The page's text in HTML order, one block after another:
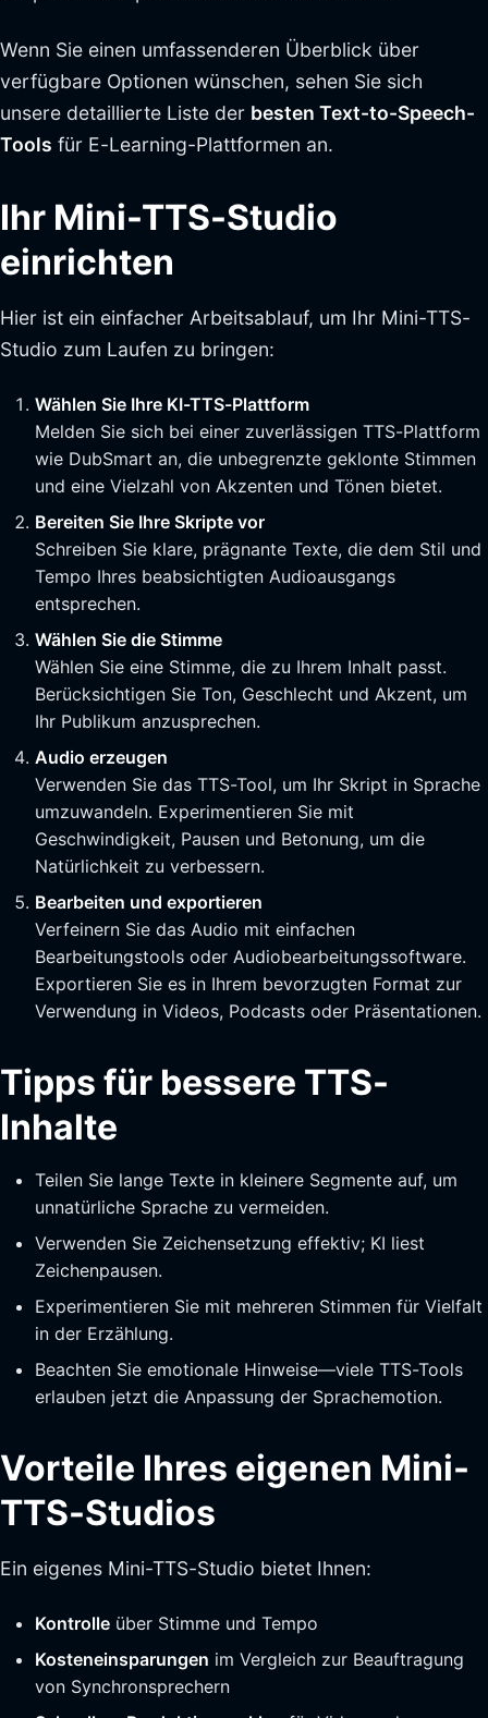
Wenn Sie einen umfassenderen Überblick über
verfügbare Optionen wünschen, sehen Sie sich
unsere detaillierte Liste der besten Text-to-Speech-
Tools für E-Learning-Plattformen an.
Ihr Mini-TTS-Studio
einrichten
Hier ist ein einfacher Arbeitsablauf, um Ihr Mini-TTS-
Studio zum Laufen zu bringen:
Wählen Sie Ihre KI-TTS-Plattform
Melden Sie sich bei einer zuverlässigen TTS-Plattform
wie DubSmart an, die unbegrenzte geklonte Stimmen
und eine Vielzahl von Akzenten und Tönen bietet.
Bereiten Sie Ihre Skripte vor
Schreiben Sie klare, prägnante Texte, die dem Stil und
Tempo Ihres beabsichtigten Audioausgangs
entsprechen.
Wählen Sie die Stimme
Wählen Sie eine Stimme, die zu Ihrem Inhalt passt.
Berücksichtigen Sie Ton, Geschlecht und Akzent, um
Ihr Publikum anzusprechen.
Audio erzeugen
Verwenden Sie das TTS-Tool, um Ihr Skript in Sprache
umzuwandeln. Experimentieren Sie mit
Geschwindigkeit, Pausen und Betonung, um die
Natürlichkeit zu verbessern.
Bearbeiten und exportieren
Verfeinern Sie das Audio mit einfachen
Bearbeitungstools oder Audiobearbeitungssoftware.
Exportieren Sie es in Ihrem bevorzugten Format zur
Verwendung in Videos, Podcasts oder Präsentationen.
Tipps für bessere TTS-
Inhalte
Teilen Sie lange Texte in kleinere Segmente auf, um
unnatürliche Sprache zu vermeiden.
Verwenden Sie Zeichensetzung effektiv; KI liest
Zeichenpausen.
Experimentieren Sie mit mehreren Stimmen für Vielfalt
in der Erzählung.
Beachten Sie emotionale Hinweise—viele TTS-Tools
erlauben jetzt die Anpassung der Sprachemotion.
Vorteile Ihres eigenen Mini-
TTS-Studios
Ein eigenes Mini-TTS-Studio bietet Ihnen:
Kontrolle über Stimme und Tempo
Kosteneinsparungen im Vergleich zur Beauftragung
von Synchronsprechern